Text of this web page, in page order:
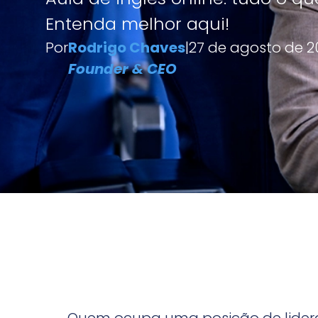
Entenda melhor aqui!
PorRodrigo Chaves
Founder & CEO
|27 de agosto de